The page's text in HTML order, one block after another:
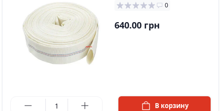
0
640.00 грн
В корзину